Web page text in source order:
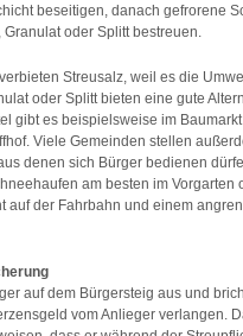
beseitigen, danach gefrorene
Granulat oder Splitt bestreuen.
Streusalz, weil es die
oder Splitt bieten eine gute
gibt es beispielsweise im
Viele Gemeinden stellen
denen sich Bürger bedienen
am besten im Vorgarten
auf der Fahrbahn und einem
auf dem Bürgersteig aus und
vom Anlieger verlangen.